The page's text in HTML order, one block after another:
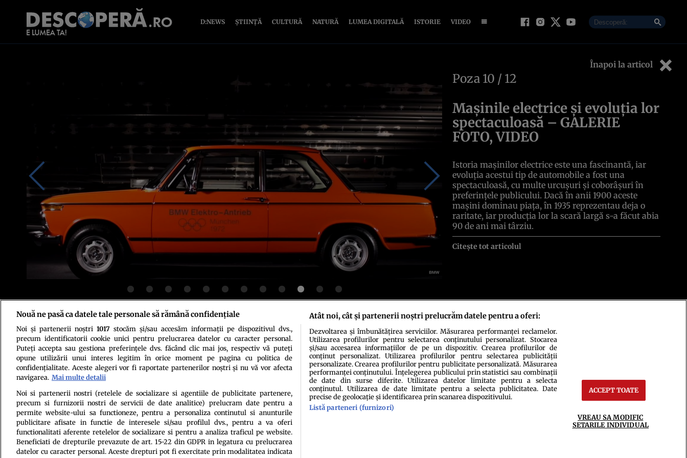
D:NEWS ȘTIINȚĂ CULTURĂ NATURĂ LUMEA DIGITALĂ ISTORIE VIDEO
Înapoi la articol
Poza 10 / 12
Maşinile electrice şi evoluţia lor
spectaculoasă – GALERIE
FOTO, VIDEO
Istoria maşinilor electrice este una fascinantă, iar
evoluţia acestui tip de automobile a fost una
spectaculoasă, cu multe urcuşuri şi coborâşuri în
preferinţele publicului. Dacă în anii 1900 aceste
maşini dominau piaţa, în 1935 reprezentau deja o
raritate, iar producţia lor la scară largă s-a făcut abia
90 de ani mai târziu.
Citește tot articolul
Politica de confidenţialitatePolitica de cookiesTermeni şi condiţiiEchipa redacțională ContactSetări Cookies
Citarea se poate face în limita a 250 de semne. Nici o instituţie sau persoană (site-uri, instituţii mass-media, firme de monitorizare) nu poate reproduce integral scrierile publicistice purtătoare de Drepturi de Autor.
Decizia ONJN nr. 1598/16.09.2021. Jocurile de noroc sunt interzise minorilor.
Nouă ne pasă ca datele tale personale să rămână confidențiale
Noi și partenerii noștri 1017stocăm și/sau accesăm informații pe dispozitivul dvs.,
precum identificatorii cookie unici pentru prelucrarea datelor cu caracter personal.
Puteți accepta sau gestiona preferințele dvs. făcând clic mai jos, respectiv vă puteți
opune utilizării unui interes legitim în orice moment pe pagina cu politica de
confidențialitate. Aceste alegeri vor fi raportate partenerilor noștri și nu vă vor afecta
navigarea. Mai multe detalii
Noi si partenerii nostri (retelele de socializare si agentiile de publicitate partenere,
precum si furnizorii nostri de servicii de date analitice) prelucram date pentru a
permite website-ului sa functioneze, pentru a personaliza continutul si anunturile
publicitare afisate in functie de interesele si/sau profilul dvs., pentru a va oferi
functionalitati aferente retelelor de socializare si pentru a analiza traficul pe website.
Beneficiati de drepturile prevazute de art. 15-22 din GDPR in legatura cu prelucrarea
datelor cu caracter personal. Aceste drepturi pot fi exercitate prin modalitatea indicata
Atât noi, cât și partenerii noștri prelucrăm datele pentru a oferi:
Dezvoltarea și îmbunătățirea serviciilor. Măsurarea performanței reclamelor.
Utilizarea profilurilor pentru selectarea conținutului personalizat. Stocarea
și/sau accesarea informațiilor de pe un dispozitiv. Crearea profilurilor de
conținut personalizat. Utilizarea profilurilor pentru selectarea publicității
personalizate. Crearea profilurilor pentru publicitate personalizată. Măsurarea
performanței conținutului. Înțelegerea publicului prin statistici sau combinații
de date din surse diferite. Utilizarea datelor limitate pentru a selecta
conținutul. Utilizarea de date limitate pentru a selecta publicitatea. Date
precise de geolocație și identificarea prin scanarea dispozitivului.
Listă parteneri (furnizori)
ACCEPT TOATE
VREAU SA MODIFIC
SETARILE INDIVIDUAL